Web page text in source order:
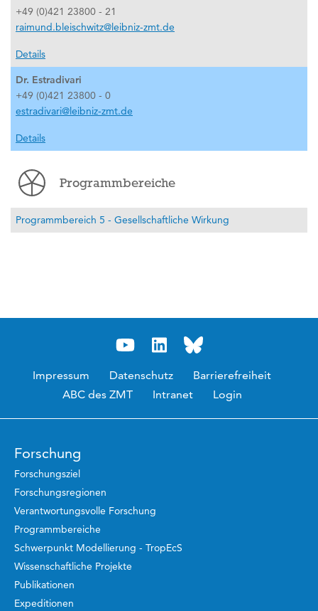
+49 (0)421 23800 - 21
raimund.bleischwitz@leibniz-zmt.de
Details
Dr. Estradivari
+49 (0)421 23800 - 0
estradivari@leibniz-zmt.de
Details
Programmbereiche
Programmbereich 5 - Gesellschaftliche Wirkung
Impressum Datenschutz
Barrierefreiheit
ABC des ZMT
Intranet Login
Forschung
Forschungsziel
Forschungsregionen
Verantwortungsvolle Forschung
Programmbereiche
Schwerpunkt Modellierung - TropEcS
Wissenschaftliche Projekte
Publikationen
Expeditionen